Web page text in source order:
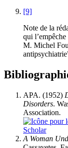
[9]
Note de la
qui
M. Michel
APA. (1952)
Disorders.
Association.
Scholar
A Woman